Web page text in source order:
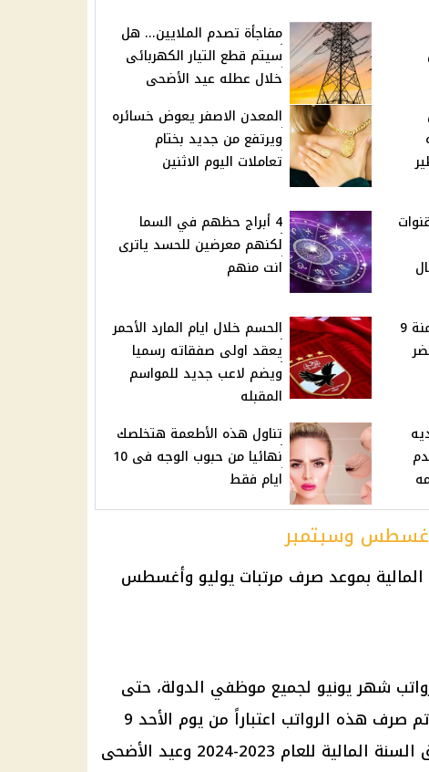
مفاجأة تصدم الملايين... هل
سيتم قطع التيار الكهربائى
خلال عطله عيد الأضحى
المعدن الاصفر يعوض خسائره
ويرتفع من جديد بختام
تعاملات اليوم الاثنين
4 أبراج حظهم في السما
لكنهم معرضين للحسد ياترى
انت منهم
يحرق الدهون ويمنع السمنة 9
الحسم خلال ايام المارد الأحمر
يعقد اولى صفقاته رسميا
ويضم لاعب جديد للمواسم
المقبله
تناول هذه الأطعمة هتخلصك
نهائيا من حبوب الوجه فى 10
ايام فقط
وسبتمبر
شهر يونيو لجميع موظفي الدولة، حتى
يوم الخميس 13 يونيو 2024، حيث تم صرف هذه الرواتب اعتباراً من يوم الأحد 9
يونيو 2024 بموعد مبكر نظراً لإغلاق السنة المالية للعام 2023-2024 وعيد الأضحى